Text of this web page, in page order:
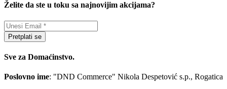
Želite da ste u toku sa najnovijim akcijama?
Pretplati se
Sve za Domaćinstvo.
Poslovno ime: "DND Commerce" Nikola Despetović s.p., Rogatica